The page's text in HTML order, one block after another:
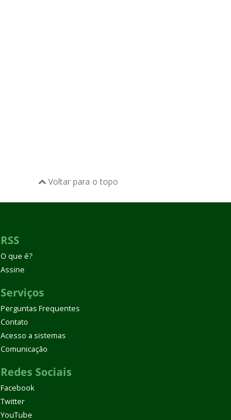
Voltar para o topo
RSS
O que é?
Assine
Serviços
Perguntas Frequentes
Contato
Acesso a sistemas
Comunicação
Redes Sociais
Facebook
Twitter
YouTube